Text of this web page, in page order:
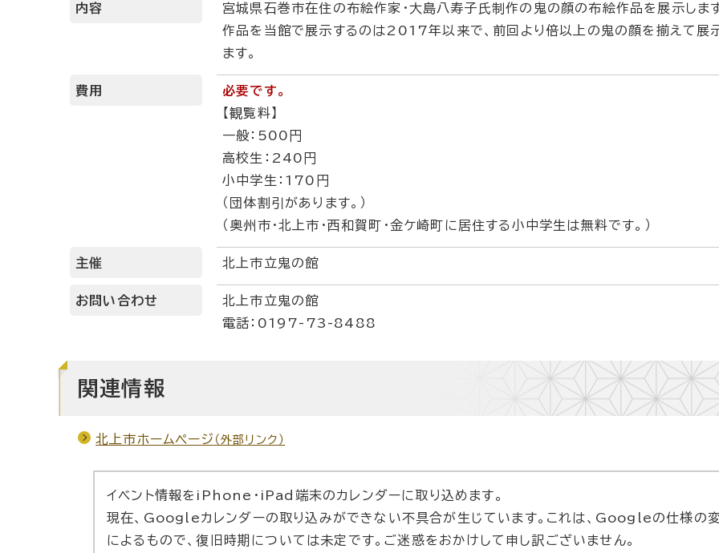
内容
宮城県石巻市在住の布絵作家・大島八寿子氏制作の鬼の顔の布絵作品を展示しま
作品を当館で展示するのは2017年以来で、前回より倍以上の鬼の顔を揃えて展
ます。
費用
必要です。
【観覧料】
一般：500円
高校生：240円
小中学生：170円
（団体割引があります。）
（奥州市・北上市・西和賀町・金ケ崎町に居住する小中学生は無料です。）
主催 北上市立鬼の館
お問い合わせ
北上市立鬼の館
電話：0197-73-8488
関連情報
北上市ホームページ （外部リンク）
イベント情報をiPhone・iPad端末のカレンダーに取り込めます。
現在、Googleカレンダーの取り込みができない不具合が生じています。これは、Googleの仕様の
によるもので、復旧時期については未定です。ご迷惑をおかけして申し訳ございません。